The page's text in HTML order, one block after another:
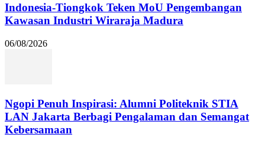
Indonesia-Tiongkok Teken MoU Pengembangan
Kawasan Industri Wiraraja Madura
06/08/2026
Ngopi Penuh Inspirasi: Alumni Politeknik STIA
LAN Jakarta Berbagi Pengalaman dan Semangat
Kebersamaan